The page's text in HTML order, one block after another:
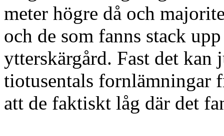
meter högre då och
och de som fanns stack
ytterskärgård. Fast det kan
tiotusentals fornlämningar
att de faktiskt låg där det